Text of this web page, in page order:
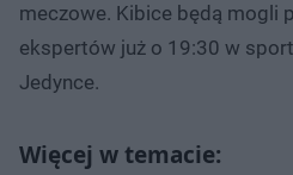
meczowe. Kibice będą mogli
ekspertów już o 19:30 w
Jedynce.